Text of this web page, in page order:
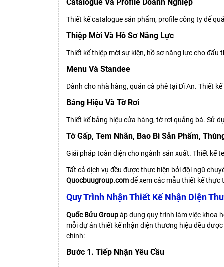
Catalogue Và Profile Doanh Nghiệp
Thiết kế catalogue sản phẩm, profile công ty để
Thiệp Mời Và Hồ Sơ Năng Lực
Thiết kế thiệp mời sự kiện, hồ sơ năng lực cho
Menu Và Standee
Dành cho nhà hàng, quán cà phê tại Dĩ An. Thiết
Bảng Hiệu Và Tờ Rơi
Thiết kế bảng hiệu cửa hàng, tờ rơi quảng bá. Sử
Tờ Gấp, Tem Nhãn, Bao Bì Sản Phẩm,
Giải pháp toàn diện cho ngành sản xuất. Thiết kế
Tất cả dịch vụ đều được thực hiện bởi đội ngũ
Quocbuugroup.comđể xem các mẫu thiết kế thực
Quy Trình Nhận Thiết Kế Nhận Diện
Quốc Bửu Groupáp dụng quy trình làm việc khoa
mỗi dự án thiết kế nhận diện thương hiệu đều
chính:
Bước 1. Tiếp Nhận Yêu Cầu